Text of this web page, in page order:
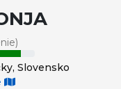
Slovensko